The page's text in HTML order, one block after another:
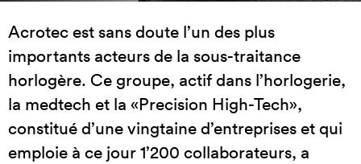
Acrotec est sans doute l’un des plus
importants acteurs de la sous-traitance
horlogère. Ce groupe, actif dans l’horlogerie,
la medtech et la «Precision High-Tech»,
constitué d’une vingtaine d’entreprises et qui
emploie à ce jour 1’200 collaborateurs, a